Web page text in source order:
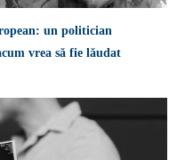
un politician
vrea să fie lăudat